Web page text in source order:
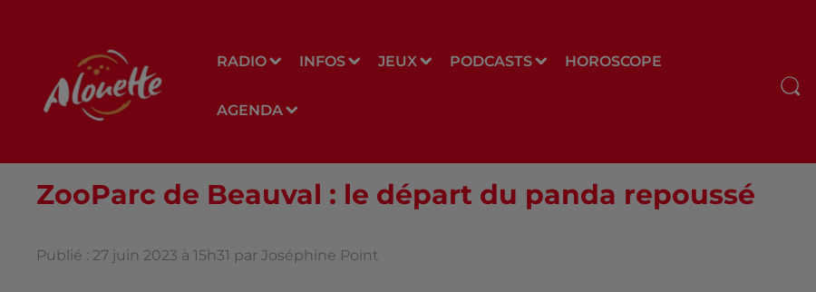
RADIO INFOS JEUX PODCASTS HOROSCOPE
AGENDA
ZooParc de Beauval : le départ du panda repoussé
Publié : 27 juin 2023 à 15h31 par Joséphine Point